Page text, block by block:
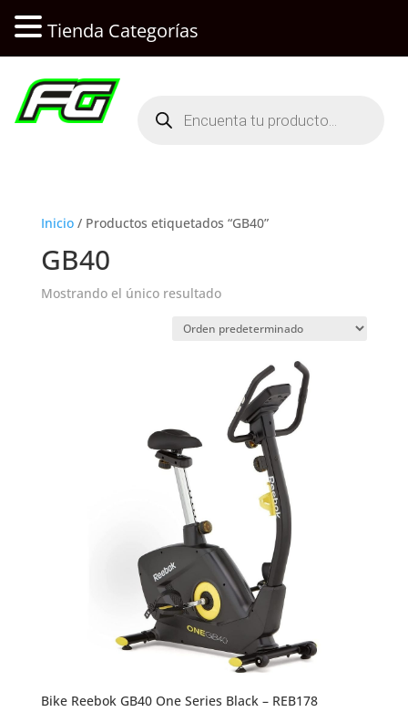
productos
Inicio/ Productos etiquetados “GB40”
GB40
Mostrando el único resultado
Bike Reebok GB40 One Series Black – REB178
Tienda Categorías